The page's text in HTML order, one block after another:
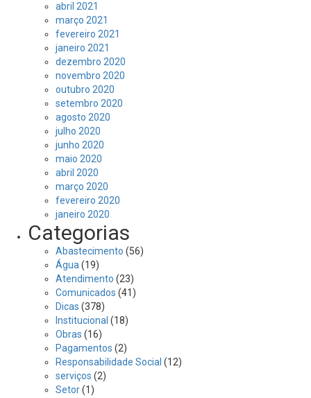
abril 2021
março 2021
fevereiro 2021
janeiro 2021
dezembro 2020
novembro 2020
outubro 2020
setembro 2020
agosto 2020
julho 2020
junho 2020
maio 2020
abril 2020
março 2020
fevereiro 2020
janeiro 2020
Categorias
Abastecimento (56)
Água (19)
Atendimento (23)
Comunicados (41)
Dicas (378)
Institucional (18)
Obras (16)
Pagamentos (2)
Responsabilidade Social (12)
serviços (2)
Setor(1)